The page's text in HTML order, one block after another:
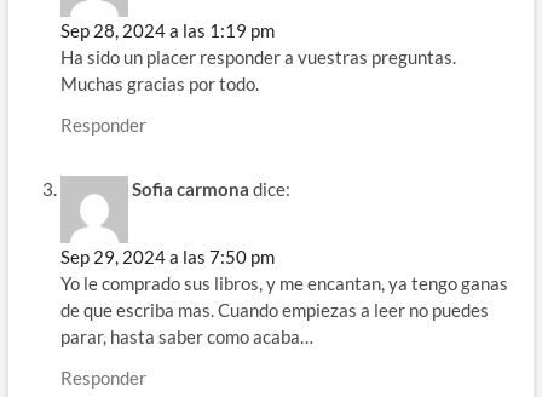
Sep 28, 2024 a las 1:19 pm
Ha sido un placer responder a vuestras preguntas.
Muchas gracias por todo.
Responder
Sofia carmona dice:
Sep 29, 2024 a las 7:50 pm
Yo le comprado sus libros, y me encantan, ya tengo ganas
de que escriba mas. Cuando empiezas a leer no puedes
parar, hasta saber como acaba…
Responder